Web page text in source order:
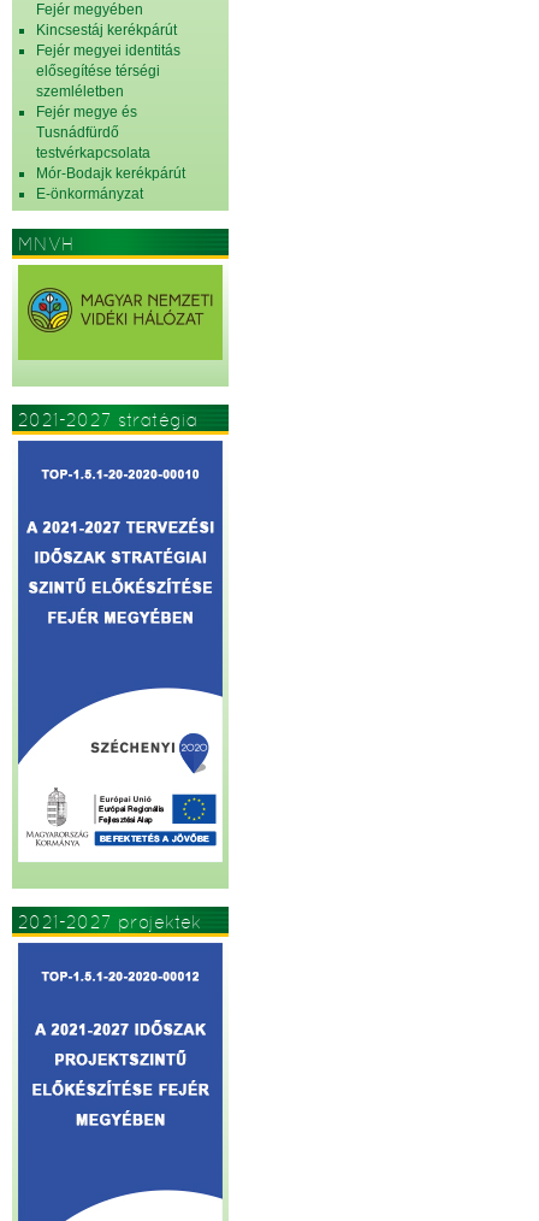
Fejér megyében
Kincsestáj kerékpárút
Fejér megyei identitás
elősegítése térségi
szemléletben
Fejér megye és
Tusnádfürdő
testvérkapcsolata
Mór-Bodajk kerékpárút
E-önkormányzat
MNVH
2021-2027 stratégia
2021-2027 projektek